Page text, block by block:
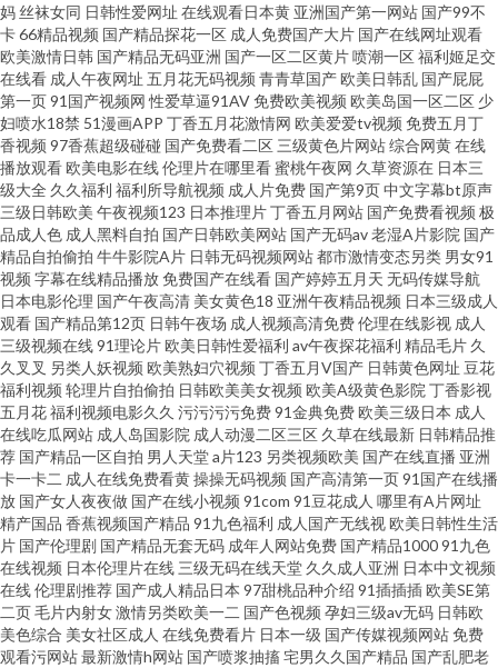
成人大片 五月丁香性交 黄网123 www99热 影音先锋婷婷五月 AV老司机福利
首页 日韩特黄 欧美乱轮9 九九免费视频2 麻豆肏屄视频 99精品久久国产 人妖
性爱网站 91大神影音 AV在线1 亚洲色图另类图片 成人天堂传媒av在线网站
日本人妻熟妇 日本黄色的视频 国产做爱蜜臀777cos 97不卡视频 欧美性爱第
一页码 成人性爱视频试看30分钟 黑人操小萝莉 内射黑丝合集 久久欧洲 足交
动作片 韩日中无码视频 四房婷婷丁香五月天 狠狠鲁2026 老湿机免费福利社
国产精品福利成人网站 Av噜噜福利导航 超碰欧美在线 久久大香蕉伊人在线
免费日本特黄 精品熟女一区二区 久久99精品久久 欧美日韩观看 日本日逼
www超碰91 亚洲素人av体验在线播放 99艹艹精品视频 91主播在线观看 色色
资源 91原创社区 欧美AⅤ综合观看 日韩色图欧美 99精品成人在线视频 福利网
址 欧美三级网址 极品福利色导航 欧美色图东方 超碰av在线观看 亚洲AV无码
AV另类专区 www.91成人免费视频 久久六一二三四 久久福利日日夜夜 老湿影
妈 丝袜女同 日韩性爱网址 在线观看日本黄 亚洲国产第一网站 国产99不
卡66精品视频 国产精品探花一区 成人免费国产大片 国产在线网址观看
欧美激情日韩 国产精品无码亚洲 国产一区二区黄片喷潮一区福利姬足交
在线看 成人午夜网址 五月花无码视频 青青草国产欧美日韩乱 国产屁屁
第一页91国产视频网 性爱草逼91AV免费欧美视频 欧美岛国一区二区 少
妇喷水18禁 51漫画APP 丁香五月花激情网 欧美爱爱tv视频 免费五月丁
香视频 97香蕉超级碰碰 国产免费看二区 三级黄色片网站综合网黄在线
播放观看欧美电影在线伦理片在哪里看蜜桃午夜网 久草资源在 日本三
级大全 久久福利 福利所导航视频 成人片免费 国产第9页中文字幕bt原声
三级日韩欧美 午夜视频123 日本推理片丁香五月网站 国产免费看视频 极
品成人色 成人黑料自拍 国产日韩欧美网站 国产无码av老湿A片影院 国产
精品自拍偷拍 牛牛影院A片 日韩无码视频网站都市激情变态另类 男女91
视频 字幕在线精品播放免费国产在线看 国产婷婷五月天 无码传媒导航
日本电影伦理 国产午夜高清 美女黄色18 亚洲午夜精品视频 日本三级成人
观看 国产精品第12页 日韩午夜场 成人视频高清免费伦理在线影视 成人
三级视频在线91理论片欧美日韩性爱福利 av午夜探花福利 精品毛片 久
久叉叉 另类人妖视频 欧美熟妇穴视频 丁香五月V国产 日韩黄色网址 豆花
福利视频 轮理片自拍偷拍 日韩欧美美女视频 欧美A级黄色影院 丁香影视
五月花福利视频电影久久 污污污污免费91金典免费欧美三级日本 成人
在线吃瓜网站 成人岛国影院 成人动漫二区三区 久草在线最新 日韩精品推
荐 国产精品一区自拍 男人天堂a片123 另类视频欧美 国产在线直播 亚洲
卡一卡二 成人在线免费看黄操操无码视频 国产高清第一页91国产在线播
放 国产女人夜夜做 国产在线小视频 91com 91豆花成人 哪里有A片网址
精产国品 香蕉视频国产精品 91九色福利 成人国产无线视欧美日韩性生活
片 国产伦理剧 国产精品无套无码 成年人网站免费 国产精品100091九色
在线视频 日本伦理片在线 三级无码在线天堂 久久成人亚洲 日本中文视频
在线伦理剧推荐 国产成人精品日本 97甜桃品种介绍 91插插插欧美SE第
二页毛片内射女激情另类欧美一二 国产色视频 孕妇三级av无码 日韩欧
美色综合 美女社区成人 在线免费看片 日本一级 国产传媒视频网站免费
观看污网站最新激情h网站 国产喷浆抽搐宅男久久国产精品 国产乱肥老